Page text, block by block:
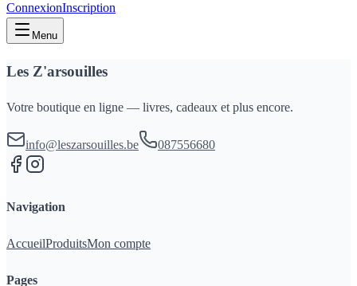
ConnexionInscription
Menu
Les Z'arsouilles
Votre boutique en ligne — livres, cadeaux et plus encore.
info@leszarsouilles.be 087556680
Navigation
AccueilProduitsMon compte
Pages